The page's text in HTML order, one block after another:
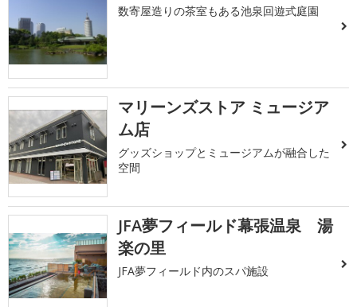
数寄屋造りの茶室もある池泉回遊式庭園
マリーンズストア ミュージア
ム店
グッズショップとミュージアムが融合した
空間
JFA夢フィールド幕張温泉 湯
楽の里
JFA夢フィールド内のスパ施設